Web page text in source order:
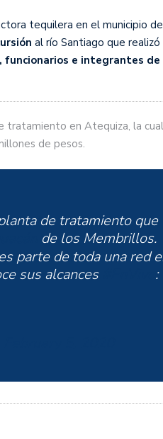
tequilera en el municipio de
al río Santiago que
funcionarios e integrantes de
tratamiento en Atequiza, la
de pesos.
de tratamiento que
de los Membrillos.
parte de toda una red
sus alcances :